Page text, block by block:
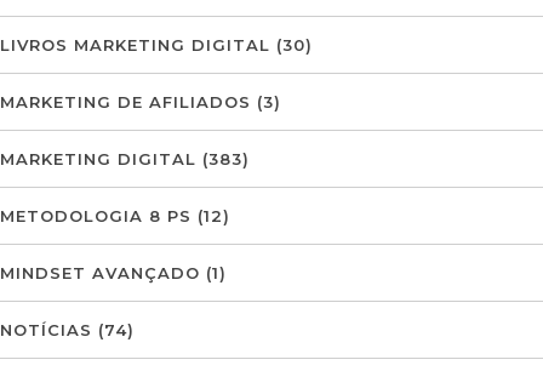
LIVROS MARKETING DIGITAL (30)
MARKETING DE AFILIADOS (3)
MARKETING DIGITAL (383)
METODOLOGIA 8 PS (12)
MINDSET AVANÇADO (1)
NOTÍCIAS (74)